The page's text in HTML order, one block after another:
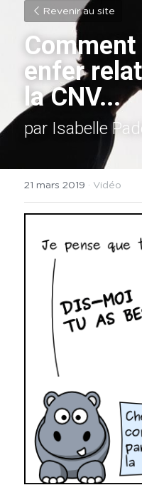
Revenir au site
enfer
la CNV...
par Isabelle
21 mars 2019 · Vidéo